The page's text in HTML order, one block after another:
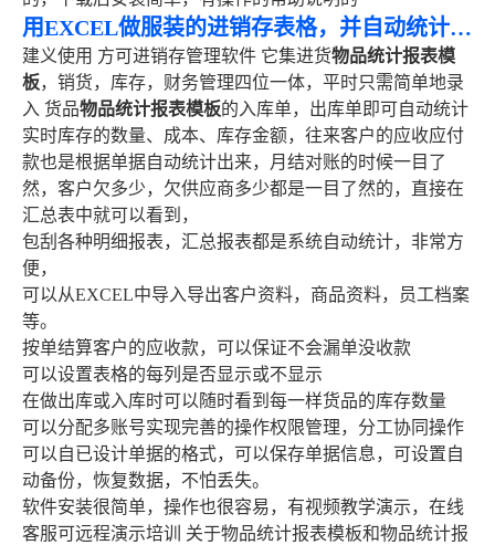
用EXCEL做服装的进销存表格，并自动统计各商品库存销售情况，最好有一个模板
建义使用 方可进销存管理软件 它集进货物品统计报表模
板，销货，库存，财务管理四位一体，平时只需简单地录
入 货品物品统计报表模板的入库单，出库单即可自动统计
实时库存的数量、成本、库存金额，往来客户的应收应付
款也是根据单据自动统计出来，月结对账的时候一目了
然，客户欠多少，欠供应商多少都是一目了然的，直接在
汇总表中就可以看到，
包刮各种明细报表，汇总报表都是系统自动统计，非常方
便，
可以从EXCEL中导入导出客户资料，商品资料，员工档案
等。
按单结算客户的应收款，可以保证不会漏单没收款
可以设置表格的每列是否显示或不显示
在做出库或入库时可以随时看到每一样货品的库存数量
可以分配多账号实现完善的操作权限管理，分工协同操作
可以自已设计单据的格式，可以保存单据信息，可设置自
动备份，恢复数据，不怕丢失。
软件安装很简单，操作也很容易，有视频教学演示，在线
客服可远程演示培训 关于物品统计报表模板和物品统计报